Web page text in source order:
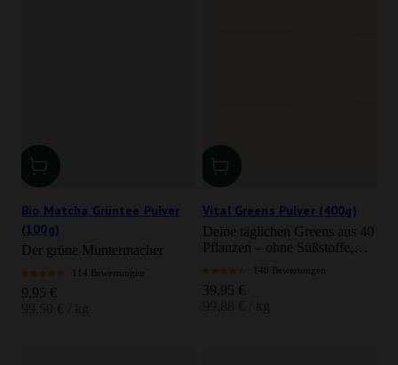
Bio Matcha Grüntee Pulver
(100g)
Der grüne Muntermacher
114 Bewertungen
Angebot
9,95 €
Vital Greens Pulver (400g)
Deine täglichen Greens aus 40
Pflanzen – ohne Süßstoffe,
ohne Aromatisierung
140 Bewertungen
Angebot
39,95 €